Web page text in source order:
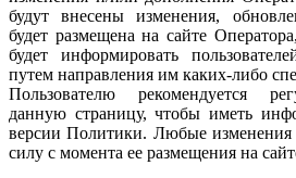
будут внесены изменения,
будет размещена на сайте
будет информировать
путем направления им каких-либо
Пользователю рекомендуется
данную страницу, чтобы иметь
версии Политики. Любые
силу с момента ее размещения на